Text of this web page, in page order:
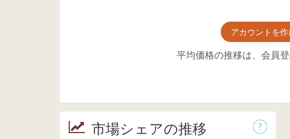
アカウントを作
平均価格の推移は、会員
市場シェアの推移